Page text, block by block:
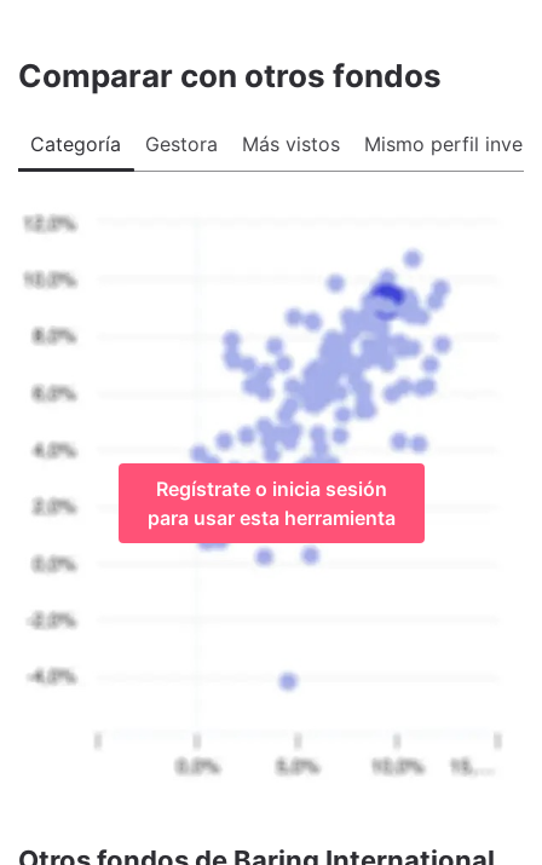
Comparar con otros fondos
Categoría Gestora Más vistos Mismo perfil
Regístrate o inicia sesión
para usar esta herramienta